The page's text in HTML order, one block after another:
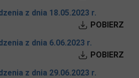
z dnia 18.05.2023 r.
POBIERZ
z dnia 6.06.2023 r.
POBIERZ
z dnia 29.06.2023 r.